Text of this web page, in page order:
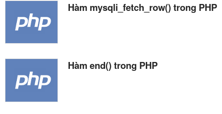
Hàm mysqli_fetch_row() trong PHP
Hàm end() trong PHP